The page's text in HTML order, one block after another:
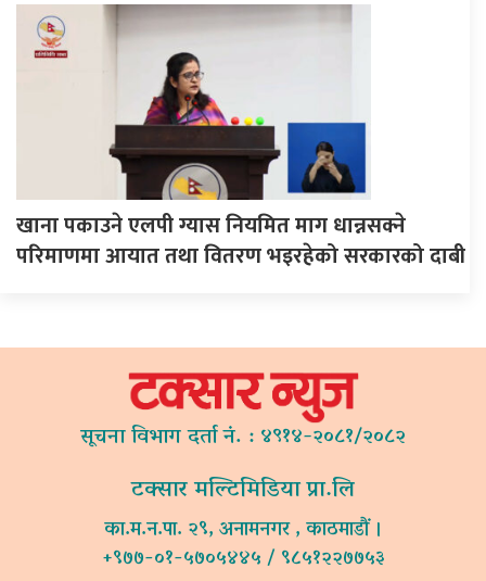
खाना पकाउने एलपी ग्यास नियमित माग धान्नसक्ने
परिमाणमा आयात तथा वितरण भइरहेको सरकारको दाबी
सूचना विभाग दर्ता नं. : ४९१४-२०८१/२०८२
टक्सार मल्टिमिडिया प्रा.लि
का.म.न.पा. २९, अनामनगर , काठमाडौं ।
+९७७-०१-५७०५४४५ / ९८५१२२७७५३